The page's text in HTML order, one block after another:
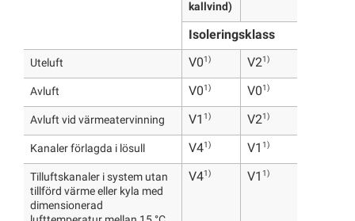
kallvind)
Isoleringsklass
Uteluft V01) V21)
Avluft V01) V01)
Avluft vid värmeatervinning V1 1) V21)
Kanaler förlagda i lösull V41) V1 1)
Tilluftskanaler i system utan
tillförd värme eller kyla med
dimensionerad
V41) V1 1)